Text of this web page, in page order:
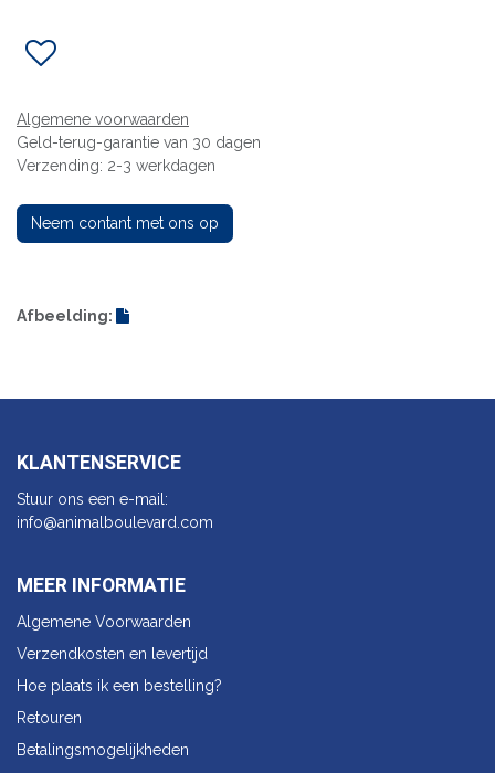
Algemene voorwaarden
Geld-terug-garantie van 30 dagen
Verzending: 2-3 werkdagen
Neem contant met ons op
Afbeelding:
KLANTENSERVICE
Stuur ons een e-mail:
info@animalbo​ulevard.com
MEER INFORMATIE
Algemene Voorwaarden
Verzendkosten en levertijd
Hoe plaats ik een bestelling?
Retouren
Betalingsmogelijkheden